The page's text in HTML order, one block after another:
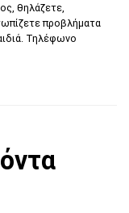
θηλάζετε,
προβλήματα
Τηλέφωνο